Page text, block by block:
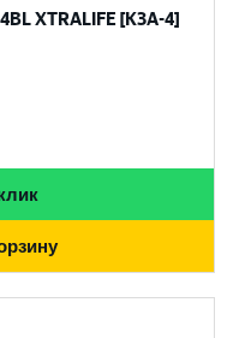
XTRALIFE [K3A-4]